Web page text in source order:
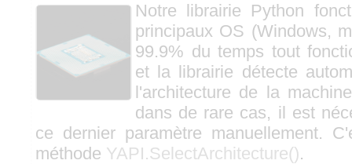
Notre librairie Python
principaux OS (Windows,
99.9% du temps tout
et la librairie détecte
l'architecture de la
dans de rare cas, il est
ce dernier paramètre manuellement.
méthode YAPI.SelectArchitecture().